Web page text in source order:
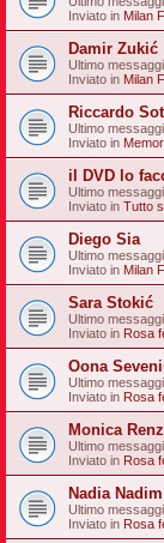
Inviato in Milan
Damir Zukić
Ultimo
Inviato in Milan
Riccardo
Ultimo
Inviato in
il DVD lo
Ultimo
Inviato in Tutto
Diego Sia
Ultimo
Inviato in Milan
Sara Stokić
Ultimo
Inviato in Rosa
Oona
Ultimo
Inviato in Rosa
Monica
Ultimo
Inviato in Rosa
Nadia Nadim
Ultimo
Inviato in Rosa